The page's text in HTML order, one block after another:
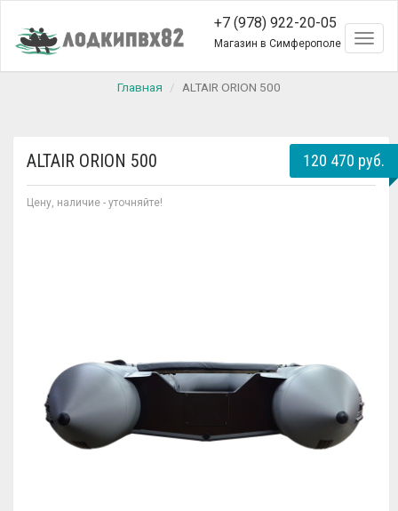
+7 (978) 922-20-05
Магазин в Симферополе
Главная ALTAIR ORION 500
ALTAIR ORION 500
Цену, наличие - уточняйте!
120 470 руб.